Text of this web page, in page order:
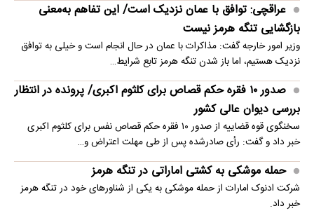
عراقچی: توافق با عمان نزدیک است/ این تفاهم به‌معنی
بازگشایی تنگه هرمز نیست
وزیر امور خارجه گفت: مذاکرات با عمان در حال انجام است و خیلی به توافق
نزدیک هستیم، اما باز شدن تنگه هرمز تابع شرایط…
صدور ۱۰ فقره حکم قصاص برای کلثوم اکبری/ پرونده در انتظار
بررسی دیوان عالی کشور
سخنگوی قوه قضاییه از صدور ۱۰ فقره حکم قصاص نفس برای کلثوم اکبری
خبر داد و گفت: رأی صادرشده پس از طی مهلت اعتراض و…
حمله موشکی به کشتی اماراتی در تنگه هرمز
شرکت ادنوک امارات از حمله موشکی به یکی از شناورهای خود در تنگه هرمز
خبر داد.